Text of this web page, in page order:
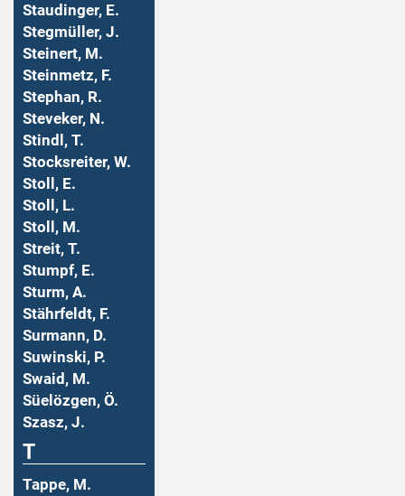
Staudinger, E.
Stegmüller, J.
Steinert, M.
Steinmetz, F.
Stephan, R.
Steveker, N.
Stindl, T.
Stocksreiter, W.
Stoll, E.
Stoll, L.
Stoll, M.
Streit, T.
Stumpf, E.
Sturm, A.
Stährfeldt, F.
Surmann, D.
Suwinski, P.
Swaid, M.
Süelözgen, Ö.
Szasz, J.
T
Tappe, M.